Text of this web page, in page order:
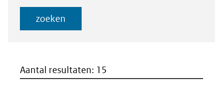
zoeken
Aantal resultaten: 15